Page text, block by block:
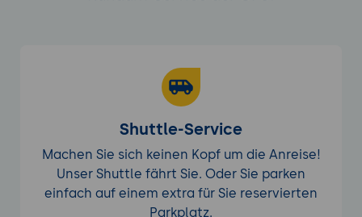
Shuttle-Service
Machen Sie sich keinen Kopf um die Anreise!
Unser Shuttle fährt Sie. Oder Sie parken
einfach auf einem extra für Sie reservierten
Parkplatz.